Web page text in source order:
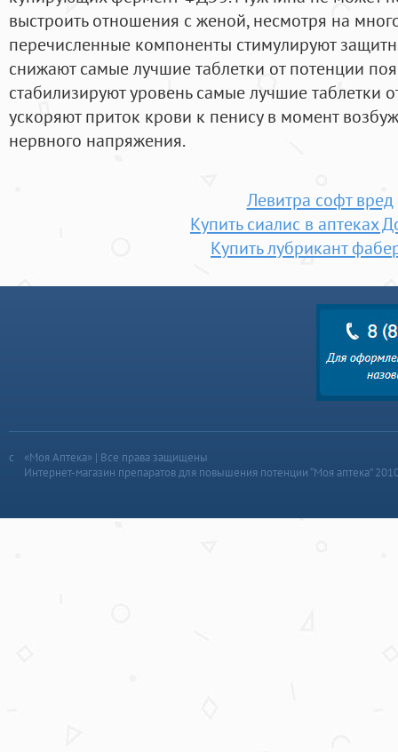
выстроить отношения с женой, несмотря на
перечисленные компоненты стимулируют
снижают самые лучшие таблетки от потенции
стабилизируют уровень самые лучшие таблетки
ускоряют приток крови к пенису в момент
нервного напряжения.
Левитра софт вред
Купить сиалис в аптеках
Купить лубрикант
«Моя Аптека» | Все права защищены
Интернет-магазин препаратов для повышения потенции “Моя аптека”